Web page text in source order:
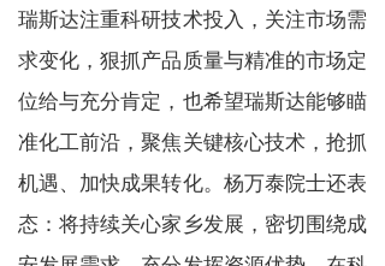
瑞斯达注重科研技术投入，关注市场需
求变化，狠抓产品质量与精准的市场定
位给与充分肯定，也希望瑞斯达能够瞄
准化工前沿，聚焦关键核心技术，抢抓
机遇、加快成果转化。杨万泰院士还表
态：将持续关心家乡发展，密切围绕成